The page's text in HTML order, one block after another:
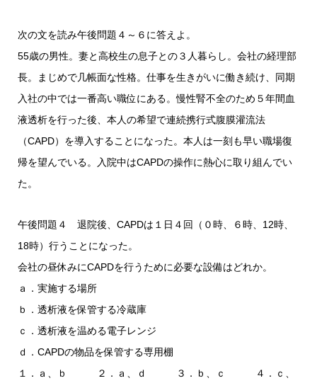
次の文を読み午後問題４～６に答えよ。
55歳の男性。妻と高校生の息子との３人暮らし。会社の経理部
長。まじめで几帳面な性格。仕事を生きがいに働き続け、同期
入社の中では一番高い職位にある。慢性腎不全のため５年間血
液透析を行った後、本人の希望で連続携行式腹膜灌流法
（CAPD）を導入することになった。本人は一刻も早い職場復
帰を望んでいる。入院中はCAPDの操作に熱心に取り組んでい
た。
午後問題４ 退院後、CAPDは１日４回（０時、６時、12時、
18時）行うことになった。
会社の昼休みにCAPDを行うために必要な設備はどれか。
ａ．実施する場所
ｂ．透析液を保管する冷蔵庫
ｃ．透析液を温める電子レンジ
ｄ．CAPDの物品を保管する専用棚
１．ａ、ｂ ２．ａ、ｄ ３．ｂ、ｃ ４．ｃ、